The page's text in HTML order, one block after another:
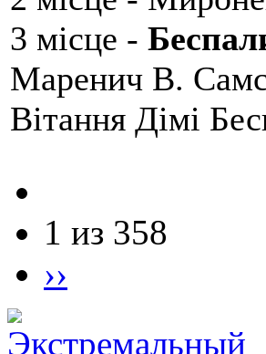
3 місце -
Маренич В.
Вітання Дімі
1 из 358
››